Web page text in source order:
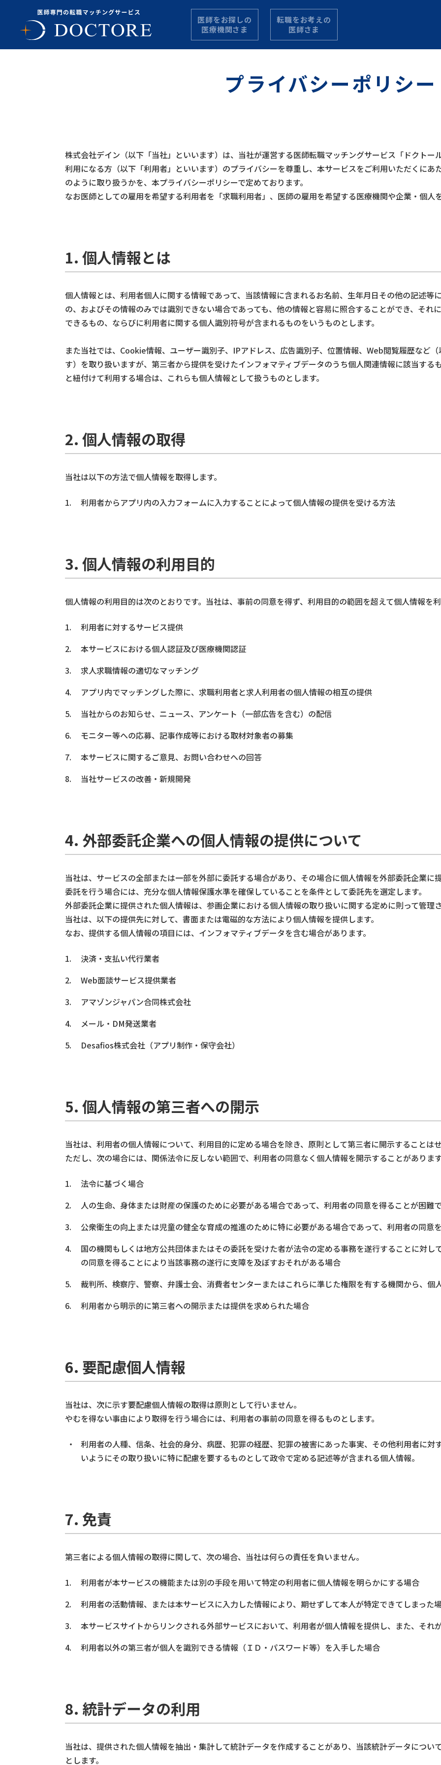
医師をお探しの
医療機関さま
転職をお考えの
医師さま
プライバシーポリシー
株式会社デイン（以下「当社」といいます）は、当社が運営する医師転職マッチングサービス「ドクトー
利用になる方（以下「利用者」といいます）のプライバシーを尊重し、本サービスをご利用いただくにあ
のように取り扱うかを、本プライバシーポリシーで定めております。
なお医師としての雇用を希望する利用者を「求職利用者」、医師の雇用を希望する医療機関や企業・個人
1. 個人情報とは
個人情報とは、利用者個人に関する情報であって、当該情報に含まれるお名前、生年月日その他の記述等
の、およびその情報のみでは識別できない場合であっても、他の情報と容易に照合することができ、それ
できるもの、ならびに利用者に関する個人識別符号が含まれるものをいうものとします。
また当社では、Cookie情報、ユーザー識別子、IPアドレス、広告識別子、位置情報、Web閲覧履歴など
す）を取り扱いますが、第三者から提供を受けたインフォマティブデータのうち個人関連情報に該当する
と紐付けて利用する場合は、これらも個人情報として扱うものとします。
2. 個人情報の取得
当社は以下の方法で個人情報を取得します。
利用者からアプリ内の入力フォームに入力することによって個人情報の提供を受ける方法
3. 個人情報の利用目的
個人情報の利用目的は次のとおりです。当社は、事前の同意を得ず、利用目的の範囲を超えて個人情報を
利用者に対するサービス提供
本サービスにおける個人認証及び医療機関認証
求人求職情報の適切なマッチング
アプリ内でマッチングした際に、求職利用者と求人利用者の個人情報の相互の提供
当社からのお知らせ、ニュース、アンケート（一部広告を含む）の配信
モニター等への応募、記事作成等における取材対象者の募集
本サービスに関するご意見、お問い合わせへの回答
当社サービスの改善・新規開発
4. 外部委託企業への個人情報の提供について
当社は、サービスの全部または一部を外部に委託する場合があり、その場合に個人情報を外部委託企業に
委託を行う場合には、充分な個人情報保護水準を確保していることを条件として委託先を選定します。
外部委託企業に提供された個人情報は、参画企業における個人情報の取り扱いに関する定めに則って管理さ
当社は、以下の提供先に対して、書面または電磁的な方法により個人情報を提供します。
なお、提供する個人情報の項目には、インフォマティブデータを含む場合があります。
決済・支払い代行業者
Web面談サービス提供業者
アマゾンジャパン合同株式会社
メール・DM発送業者
Desafios株式会社（アプリ制作・保守会社）
5. 個人情報の第三者への開示
当社は、利用者の個人情報について、利用目的に定める場合を除き、原則として第三者に開示することは
ただし、次の場合には、関係法令に反しない範囲で、利用者の同意なく個人情報を開示することがあります
法令に基づく場合
人の生命、身体または財産の保護のために必要がある場合であって、利用者の同意を得ることが困難
公衆衛生の向上または児童の健全な育成の推進のために特に必要がある場合であって、利用者の同意
国の機関もしくは地方公共団体またはその委託を受けた者が法令の定める事務を遂行することに対し
の同意を得ることにより当該事務の遂行に支障を及ぼすおそれがある場合
裁判所、検察庁、警察、弁護士会、消費者センターまたはこれらに準じた権限を有する機関から、個
利用者から明示的に第三者への開示または提供を求められた場合
6. 要配慮個人情報
当社は、次に示す要配慮個人情報の取得は原則として行いません。
やむを得ない事由により取得を行う場合には、利用者の事前の同意を得るものとします。
利用者の人種、信条、社会的身分、病歴、犯罪の経歴、犯罪の被害にあった事実、その他利用者に対
いようにその取り扱いに特に配慮を要するものとして政令で定める記述等が含まれる個人情報。
7. 免責
第三者による個人情報の取得に関して、次の場合、当社は何らの責任を負いません。
利用者が本サービスの機能または別の手段を用いて特定の利用者に個人情報を明らかにする場合
利用者の活動情報、または本サービスに入力した情報により、期せずして本人が特定できてしまった
本サービスサイトからリンクされる外部サービスにおいて、利用者が個人情報を提供し、また、それ
利用者以外の第三者が個人を識別できる情報（ＩＤ・パスワード等）を入手した場合
8. 統計データの利用
当社は、提供された個人情報を抽出・集計して統計データを作成することがあり、当該統計データについ
とします。